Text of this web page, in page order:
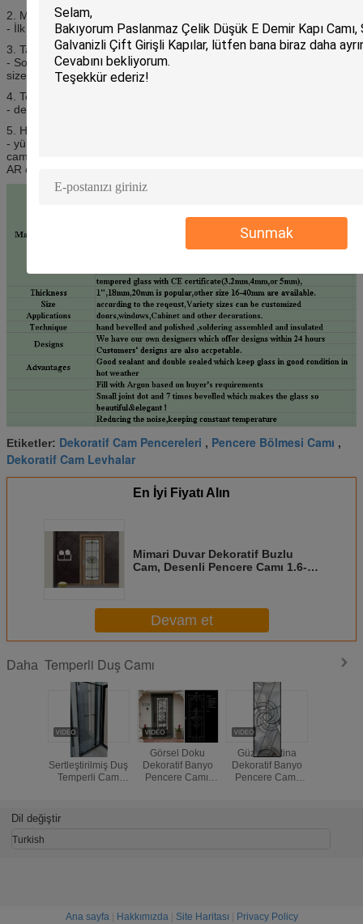
Sunmak
2. Mali Durumunuz nedir?
- İlk aşamada en az 1,000 adet numuneye 1-3 adet izin verilir.
3. Tam teklifi nasıl elde edebilirsiniz?
- Sorunuzun ayrıntıları o kadar iyi.
size en iyi teklifi verelim.
4. Teslimatınız ne kadardır?
- depozitoyu aldıktan sonra 5-7 iş günü.
5. Hangi cam türleriniz var?
- yüksek kaliteli Grade A açık float cam, düşük demir cam, düşük e
cam, gri cam, bronz cam, renkli cam, borosilikat cam, seramik cam,
AR cam ve AG cam vb.
Etiketler: Dekoratif Cam Pencereleri , Pencere Bölmesi Camı ,
Dekoratif Cam Levhalar
En İyi Fiyatı Alın
Mimari Duvar Dekoratif Buzlu
Cam, Desenli Pencere Camı 1.6-
Devam et
Daha Temperli Duş Camı
5mm
Sertleştirilmiş Duş
Temperli Cam
Görsel Doku
Dekoratif Banyo
Pencere Camı,
Güzel Pattina
Dekoratif Banyo
Pencere Camı
Dil değiştir
Turkish
Ana sayfa| Hakkımızda| Site Haritası
Privacy Policy